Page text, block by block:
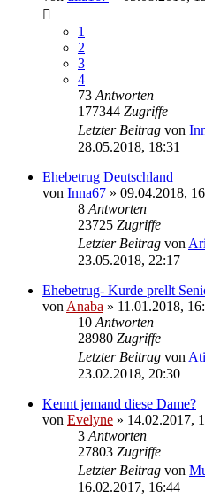
1
2
3
4
73 Antworten
177344 Zugriffe
Letzter Beitrag von
28.05.2018, 18:31
Ehebetrug Deutschland
von Inna67 » 09.04.2018,
8 Antworten
23725 Zugriffe
Letzter Beitrag von
23.05.2018, 22:17
Ehebetrug- Kurde prellt
von Anaba » 11.01.2018,
10 Antworten
28980 Zugriffe
Letzter Beitrag von
23.02.2018, 20:30
Kennt jemand diese Dame?
von Evelyne » 14.02.2017,
3 Antworten
27803 Zugriffe
Letzter Beitrag von
16.02.2017, 16:44